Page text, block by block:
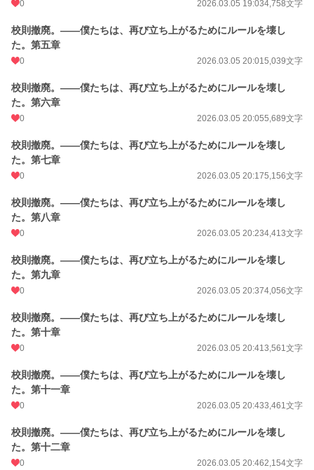
0 2026.03.05 19:034,758文字
校則撤廃。――僕たちは、再び立ち上がるためにルールを壊し
た。第五章
0 2026.03.05 20:015,039文字
校則撤廃。――僕たちは、再び立ち上がるためにルールを壊し
た。第六章
0 2026.03.05 20:055,689文字
校則撤廃。――僕たちは、再び立ち上がるためにルールを壊し
た。第七章
0 2026.03.05 20:175,156文字
校則撤廃。――僕たちは、再び立ち上がるためにルールを壊し
た。第八章
0 2026.03.05 20:234,413文字
校則撤廃。――僕たちは、再び立ち上がるためにルールを壊し
た。第九章
0 2026.03.05 20:374,056文字
校則撤廃。――僕たちは、再び立ち上がるためにルールを壊し
た。第十章
0 2026.03.05 20:413,561文字
校則撤廃。――僕たちは、再び立ち上がるためにルールを壊し
た。第十一章
0 2026.03.05 20:433,461文字
校則撤廃。――僕たちは、再び立ち上がるためにルールを壊し
た。第十二章
0 2026.03.05 20:462,154文字